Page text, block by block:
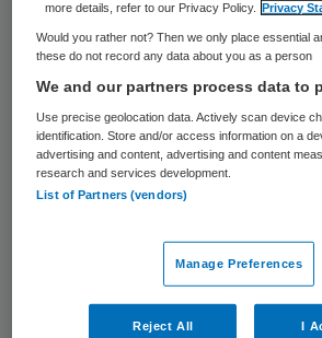
Een club
De dag dat we samen met de
wetenschappelijke
omals één clubverder te
dag. We besloten de handen
gaan behartigen van álle
specialisten in Nederland.
dat we besloten beter samen
more details, refer to our Privacy Policy.
Privacy
Would you rather not? Then we only place essential
these do not record any data about you as a person
We and our partners process data to
Use precise geolocation data. Actively scan device
identification. Store and/or access information on a
advertising and content, advertising and content
research and services development.
List of Partners (vendors)
Manage Preferences
Reject All I